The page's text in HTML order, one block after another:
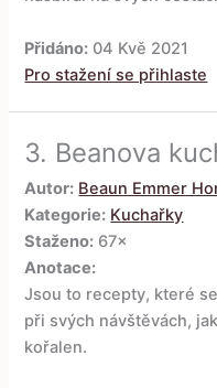
Přidáno: 04 Kvě 2021
Pro stažení se přihlaste
3. Beanova
Autor: Beaun Emmer
Kategorie: Kuchařky
Staženo: 67×
Anotace:
Jsou to recepty, které
při svých návštěvách,
kořalen.